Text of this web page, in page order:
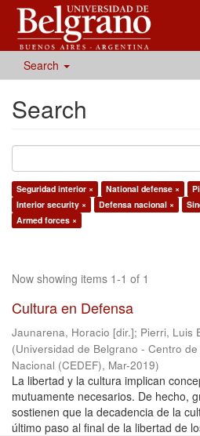
Search
Search
Seguridad interior × National defense ×
Interior security ×
Defensa nacional ×
Armed forces ×
Now showing items 1-1 of 1
Cultura en Defensa
Jaunarena, Horacio [dir.]; Pierri, Luis
(Universidad de Belgrano - Centro
Nacional (CEDEF), Mar-2019)
La libertad y la cultura implican
mutuamente necesarios. De hecho,
sostienen que la decadencia de la
último paso al final de la libertad de